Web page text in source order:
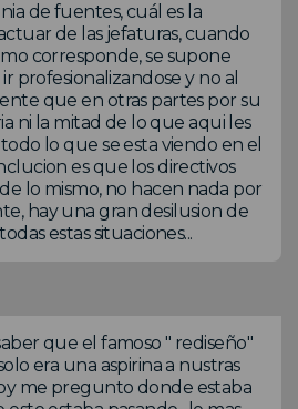
de fuentes, cuál es la
de las jefaturas, cuando
corresponde, se supone
profesionalizandose y no al
que en otras partes por su
ni la mitad de lo que aqui les
lo que se esta viendo en el
es que los directivos
lo mismo, no hacen nada por
hay una gran desilusion de
estas situaciones...
que el famoso " rediseño"
era una aspirina a nustras
me pregunto donde estaba